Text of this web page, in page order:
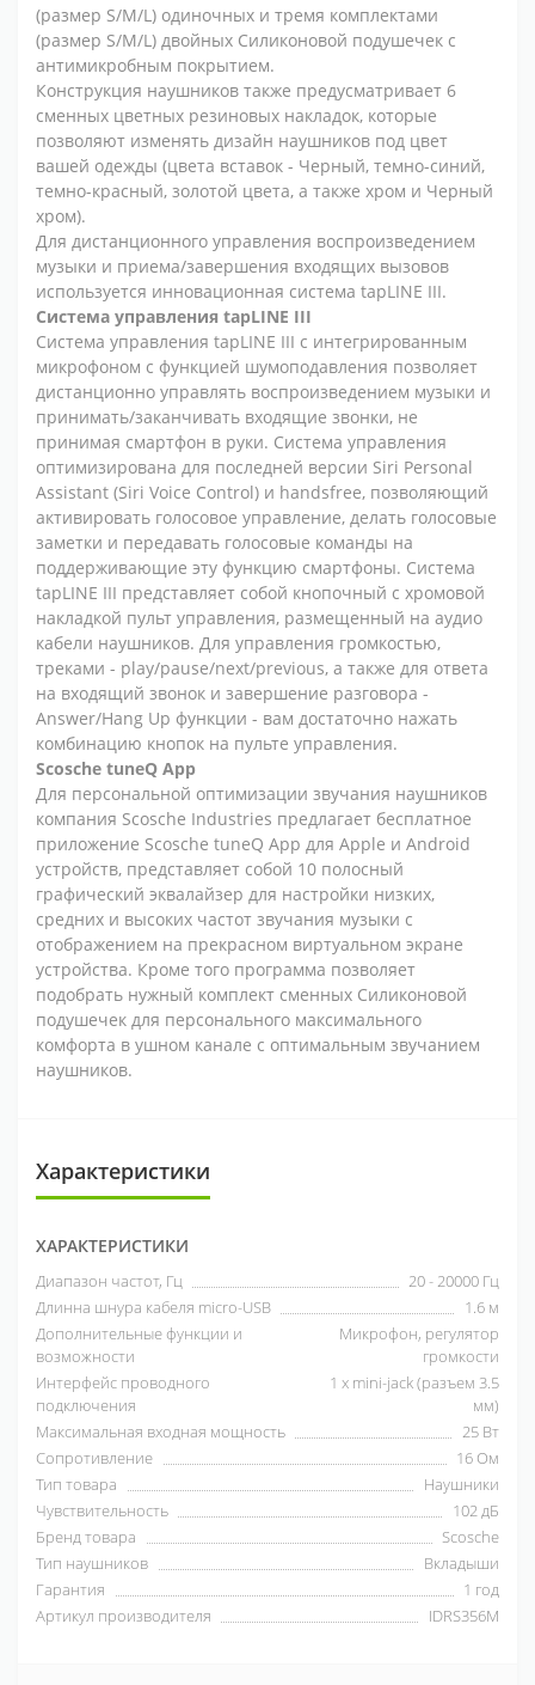
(размер S/M/L) одиночных и тремя комплектами
(размер S/M/L) двойных Силиконовой подушечек с
антимикробным покрытием.
Конструкция наушников также предусматривает 6
сменных цветных резиновых накладок, которые
позволяют изменять дизайн наушников под цвет
вашей одежды (цвета вставок - Черный, темно-синий,
темно-красный, золотой цвета, а также хром и Черный
хром).
Для дистанционного управления воспроизведением
музыки и приема/завершения входящих вызовов
используется инновационная система tapLINE III.
Система управления tapLINE III
Система управления tapLINE III с интегрированным
микрофоном с функцией шумоподавления позволяет
дистанционно управлять воспроизведением музыки и
принимать/заканчивать входящие звонки, не
принимая смартфон в руки. Система управления
оптимизирована для последней версии Siri Personal
Assistant (Siri Voice Control) и handsfree, позволяющий
активировать голосовое управление, делать голосовые
заметки и передавать голосовые команды на
поддерживающие эту функцию смартфоны. Система
tapLINE III представляет собой кнопочный с хромовой
накладкой пульт управления, размещенный на аудио
кабели наушников. Для управления громкостью,
треками - play/pause/next/previous, а также для ответа
на входящий звонок и завершение разговора -
Answer/Hang Up функции - вам достаточно нажать
комбинацию кнопок на пульте управления.
Scosche tuneQ App
Для персональной оптимизации звучания наушников
компания Scosche Industries предлагает бесплатное
приложение Scosche tuneQ App для Apple и Android
устройств, представляет собой 10 полосный
графический эквалайзер для настройки низких,
средних и высоких частот звучания музыки с
отображением на прекрасном виртуальном экране
устройства. Кроме того программа позволяет
подобрать нужный комплект сменных Силиконовой
подушечек для персонального максимального
комфорта в ушном канале с оптимальным звучанием
наушников.
Характеристики
ХАРАКТЕРИСТИКИ
Диапазон частот, Гц
20 - 20000 Гц
Длинна шнура кабеля micro-USB
1.6 м
Дополнительные функции и
возможности
Микрофон, регулятор
громкости
Интерфейс проводного
подключения
1 x mini-jack (разъем 3.5
мм)
Максимальная входная мощность
25 Вт
Сопротивление
16 Ом
Тип товара
Наушники
Чувствительность
102 дБ
Бренд товара
Scosche
Тип наушников
Вкладыши
Гарантия
1 год
Артикул производителя
IDRS356M